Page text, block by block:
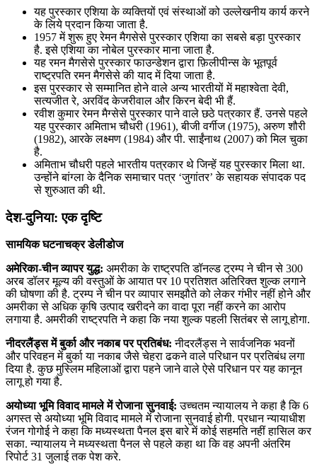
यह पुरस्कार एशिया के व्यक्तियों एवं संस्थाओं को उल्लेखनीय कार्य करने
के लिये प्रदान किया जाता है.
1957 में शुरू हुए रेमन मैगसेसे पुरस्कार एशिया का सबसे बड़ा पुरस्कार
है. इसे एशिया का नोबेल पुरस्कार माना जाता है.
यह रमन मैगसेसे पुरस्कार फाउन्डेशन द्वारा फ़िलीपीन्स के भूतपूर्व
राष्ट्रपति रमन मैगसेसे की याद में दिया जाता है.
इस पुरस्कार से सम्मानित होने वाले अन्य भारतीयों में महाश्वेता देवी,
सत्यजीत रे, अरविंद केजरीवाल और किरन बेदी भी हैं.
रवीश कुमार रेमन मैग्सेसे पुरस्कार पाने वाले छठे पत्रकार हैं. उनसे पहले
यह पुरस्कार अमिताभ चौधरी (1961), बीजी वर्गीज (1975), अरुण शौरी
(1982), आरके लक्ष्मण (1984) और पी. साईंनाथ (2007) को मिल चुका
है.
अमिताभ चौधरी पहले भारतीय पत्रकार थे जिन्हें यह पुरस्कार मिला था.
उन्होंने बांग्ला के दैनिक समाचार पत्र ‘जुगांतर’ के सहायक संपादक पद
से शुरुआत की थी.
देश-दुनिया: एक दृष्टि
सामयिक घटनाचक्र डेलीडोज
अमेरिका-चीन व्यापर युद्ध: अमरीका के राष्ट्रपति डॉनल्ड ट्रम्प ने चीन से 300
अरब डॉलर मूल्य की वस्तुओं के आयात पर 10 प्रतिशत अतिरिक्त शुल्क लगाने
की घोषणा की है. ट्रम्प ने चीन पर व्यापार समझौते को लेकर गंभीर नहीं होने और
अमरीका से अधिक कृषि उत्पाद खरीदने का वादा पूरा नहीं करने का आरोप
लगाया है. अमरीकी राष्ट्रपति ने कहा कि नया शुल्क पहली सितंबर से लागू होगा.
नीदरलैंड्स में बुर्का और नकाब पर प्रतिबंध: नीदरलैंड्स ने सार्वजनिक भवनों
और परिवहन में बुर्का या नकाब जैसे चेहरा ढकने वाले परिधान पर प्रतिबंध लगा
दिया है. कुछ मुस्लिम महिलाओं द्वारा पहने जाने वाले ऐसे परिधान पर यह कानून
लागू हो गया है.
अयोध्या भूमि विवाद मामले में रोजाना सुनवाई: उच्चतम न्यायालय ने कहा है कि 6
अगस्त से अयोध्या भूमि विवाद मामले में रोजाना सुनवाई होगी. प्रधान न्यायाधीश
रंजन गोगोई ने कहा कि मध्यस्थता पैनल इस बारे में कोई सहमति नहीं हासिल कर
सका. न्यायालय ने मध्यस्थता पैनल से पहले कहा था कि वह अपनी अंतरिम
रिपोर्ट 31 जुलाई तक पेश करे.